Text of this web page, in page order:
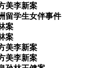
美李新案
留学生女伴事件
案
案
美李新案
美李新案